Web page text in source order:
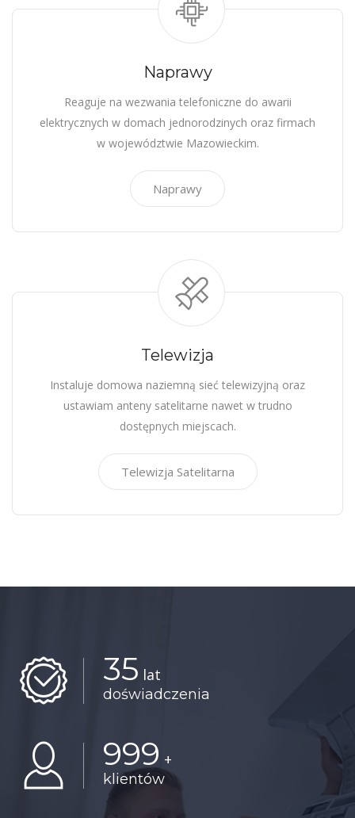
Naprawy
Reaguje na wezwania telefoniczne do awarii
elektrycznych w domach jednorodzinych oraz firmach
w województwie Mazowieckim.
Naprawy
Telewizja
Instaluje domowa naziemną sieć telewizyjną oraz
ustawiam anteny satelitarne nawet w trudno
dostępnych miejscach.
Telewizja Satelitarna
35 lat
doświadczenia
999 +
klientów